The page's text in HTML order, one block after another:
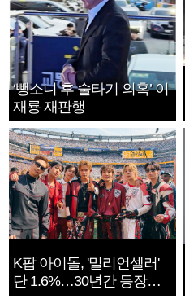
‘뺑소니 후 술타기 의혹’ 이
재룡 재판행
K팝 아이돌, '밀리언셀러'
단 1.6%…30년간 등장
1182개팀 전수조사